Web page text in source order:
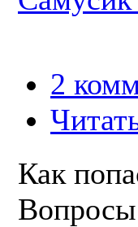
2
Как
Вопросы